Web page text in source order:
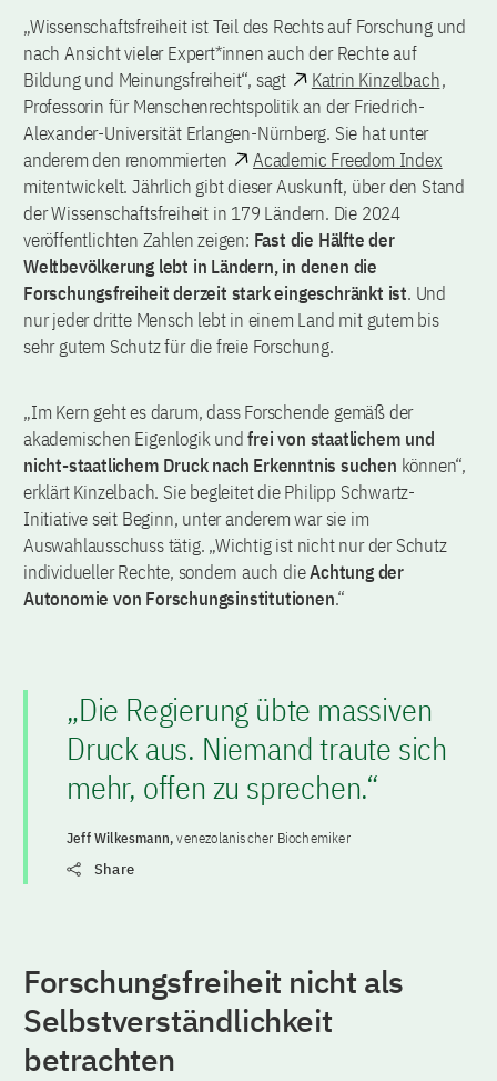
„Wissenschaftsfreiheit ist Teil des Rechts auf Forschung und
nach Ansicht vieler Expert*innen auch der Rechte auf
Bildung und Meinungsfreiheit“, sagt
Katrin Kinzelbach,
Professorin für Menschenrechtspolitik an der Friedrich-
Alexander-Universität Erlangen-Nürnberg. Sie hat unter
anderem den renommierten
Academic Freedom Index
mitentwickelt. Jährlich gibt dieser Auskunft, über den Stand
der Wissenschaftsfreiheit in 179 Ländern. Die 2024
veröffentlichten Zahlen zeigen: Fast die Hälfte der
Weltbevölkerung lebt in Ländern, in denen die
Forschungsfreiheit derzeit stark eingeschränkt ist. Und
nur jeder dritte Mensch lebt in einem Land mit gutem bis
sehr gutem Schutz für die freie Forschung.
„Im Kern geht es darum, dass Forschende gemäß der
akademischen Eigenlogik undfrei von staatlichem und
nicht-staatlichem Druck nach Erkenntnis suchen können“,
erklärt Kinzelbach. Sie begleitet die Philipp Schwartz-
Initiative seit Beginn, unter anderem war sie im
Auswahlausschuss tätig. „Wichtig ist nicht nur der Schutz
individueller Rechte, sondern auch dieAchtung der
Autonomie von Forschungsinstitutionen.“
„Die Regierung übte massiven
Druck aus. Niemand traute sich
mehr, offen zu sprechen.“
Jeff Wilkesmann,venezolanischer Biochemiker
Share
Forschungsfreiheit nicht als
Selbstverständlichkeit
betrachten